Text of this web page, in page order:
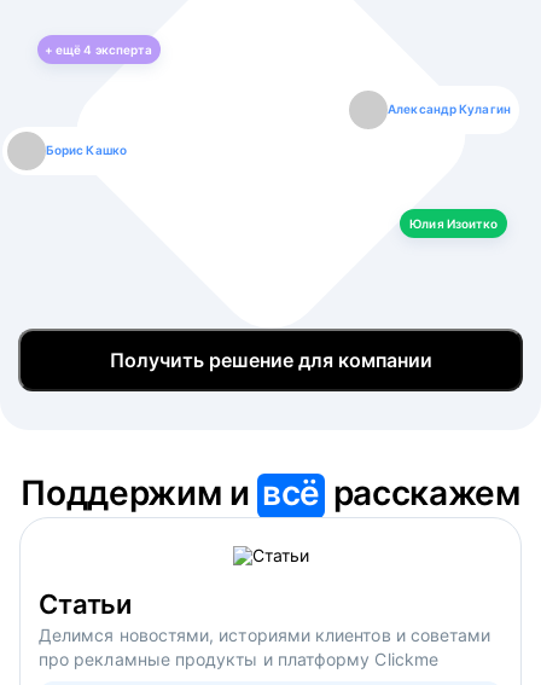
+ ещё4 эксперта
Борис Кашко
Александр Кулагин
Юлия Изоитко
Юлия Изоитко
Даниил Макаров
Александр Кулагин
Екатерина Лазаренко
Даниил Макаров
Борис Кашко
Екатерина Лазаренко
Юлия Изоитко
Получить решение для компании
Поддержим ивсё расскажем
Статьи
Делимся новостями, историями клиентов и советами
про рекламные продукты и платформу Clickme